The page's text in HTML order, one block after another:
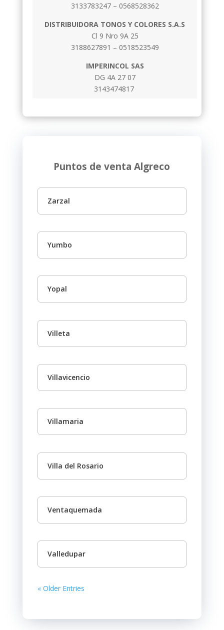
3133783247 – 0568528362
DISTRIBUIDORA TONOS Y COLORES S.A.S
Cl 9 Nro 9A 25
3188627891 – 0518523549
IMPERINCOL SAS
DG 4A 27 07
3143474817
Puntos de venta Algreco
Zarzal
Yumbo
Yopal
Villeta
Villavicencio
Villamaria
Villa del Rosario
Ventaquemada
Valledupar
« Older Entries